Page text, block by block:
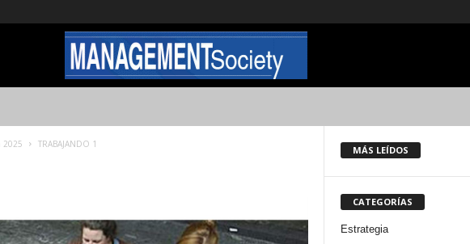
2025 TRABAJANDO 1 MÁS LEÍDOS
CATEGORÍAS
Estrategia